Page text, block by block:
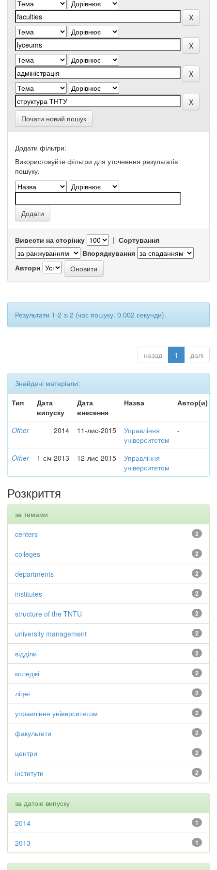
Почати новий пошук
Додати фільтри:
Використовуйте фільтри для уточнення результатів
пошуку.
Вивести на сторінку | Сортування
Впорядкування
Автори
Результати 1-2 зі 2 (час пошуку: 0.002 секунди).
назад 1 далі
Знайдені матеріали:
Тип
Дата
випуску
Дата
внесення
Назва Автор(и)
Other 2014 11-лис-2015
Управління
університетом
-
Other 1-січ-2013 12-лис-2015
Управління
університетом
-
Розкриття
за темами
2
centers
2
colleges
2
departments
2
institutes
2
structure of the TNTU
2
university management
2
відділи
2
коледжі
2
ліцеї
2
управління університетом
2
факультети
2
центри
2
інститути
за датою випуску
1
2014
1
2013